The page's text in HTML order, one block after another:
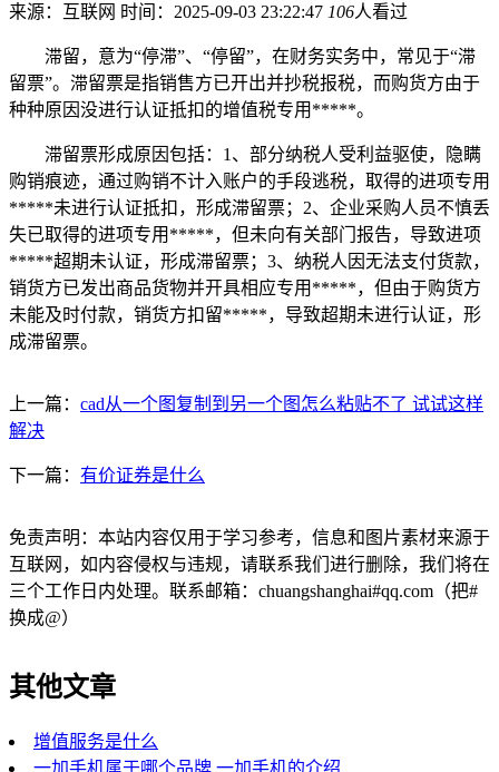
来源：互联网 时间：2025-09-03 23:22:47 106人看过
滞留，意为“停滞”、“停留”，在财务实务中，常见于“滞
留票”。滞留票是指销售方已开出并抄税报税，而购货方由于
种种原因没进行认证抵扣的增值税专用*****。
滞留票形成原因包括：1、部分纳税人受利益驱使，隐瞒
购销痕迹，通过购销不计入账户的手段逃税，取得的进项专用
*****未进行认证抵扣，形成滞留票；2、企业采购人员不慎丢
失已取得的进项专用*****，但未向有关部门报告，导致进项
*****超期未认证，形成滞留票；3、纳税人因无法支付货款，
销货方已发出商品货物并开具相应专用*****，但由于购货方
未能及时付款，销货方扣留*****，导致超期未进行认证，形
成滞留票。
上一篇： cad从一个图复制到另一个图怎么粘贴不了 试试这样
解决
下一篇： 有价证券是什么
免责声明：本站内容仅用于学习参考，信息和图片素材来源于
互联网，如内容侵权与违规，请联系我们进行删除，我们将在
三个工作日内处理。联系邮箱：chuangshanghai#qq.com（把#
换成@）
其他文章
增值服务是什么
一加手机属于哪个品牌 一加手机的介绍